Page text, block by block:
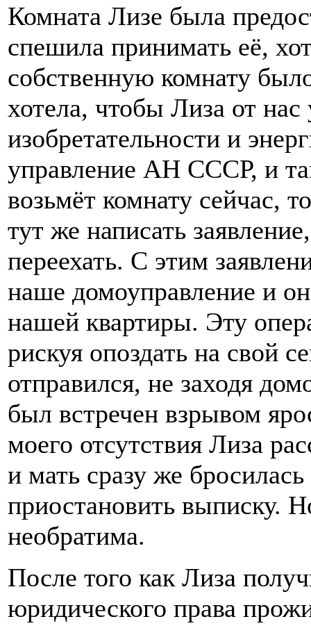
Комната Лизе была
спешила принимать её,
собственную комнату
хотела, чтобы Лиза от нас
изобретательности и
управление АН СССР, и
возьмёт комнату сейчас,
тут же написать
переехать. С этим
наше домоуправление и
нашей квартиры. Эту
рискуя опоздать на свой
отправился, не заходя
был встречен взрывом
моего отсутствия Лиза
и мать сразу же
приостановить выписку.
необратима.
После того как Лиза
юридического права